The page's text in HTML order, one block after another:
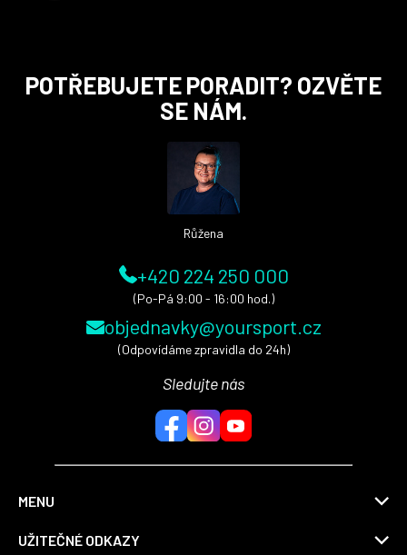
POTŘEBUJETE PORADIT? OZVĚTE
SE NÁM.
Růžena
+420 224 250 000
(Po-Pá 9:00 - 16:00 hod.)
objednavky@yoursport.cz
(Odpovídáme zpravidla do 24h)
Sledujte nás
MENU
UŽITEČNÉ ODKAZY